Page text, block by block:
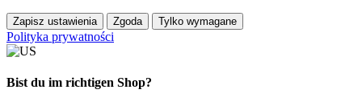
Zapisz ustawienia Zgoda Tylko wymagane
Polityka prywatności
Bist du im richtigen Shop?